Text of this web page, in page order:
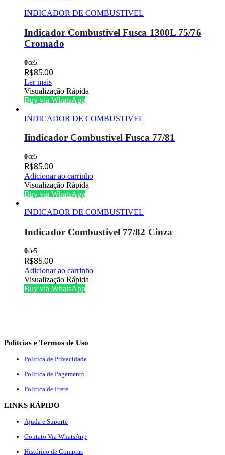
INDICADOR DE COMBUSTIVEL
Indicador Combustivel Fusca 1300L 75/76
Cromado
0de 5
R$85.00
Ler mais
Visualização Rápida
Buy via WhatsApp
INDICADOR DE COMBUSTIVEL
Iindicador Combustivel Fusca 77/81
0de 5
R$85.00
Adicionar ao carrinho
Visualização Rápida
Buy via WhatsApp
INDICADOR DE COMBUSTIVEL
Indicador Combustivel 77/82 Cinza
0de 5
R$85.00
Adicionar ao carrinho
Visualização Rápida
Buy via WhatsApp
Politcias e Termos de Uso
Política de Privacidade
Política de Pagamento
Política de Frete
LINKS RÁPIDO
Ajuda e Suporte
Contato Via WhatsApp
Histórico de Compras